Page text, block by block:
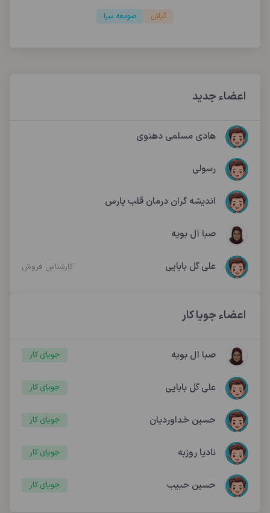
گیلان صومعه سرا
اعضاء جدید
هادی مسلمی دهنوی
رسولی
اندیشه گران درمان قلب پارس
صبا آل بویه
علی گل بابایی کارشناس فروش
اعضاء جویا کار
صبا آل بویه جویای کار
علی گل بابایی جویای کار
حسین خداوردیان جویای کار
نادیا روزبه جویای کار
حسین حبیب جویای کار